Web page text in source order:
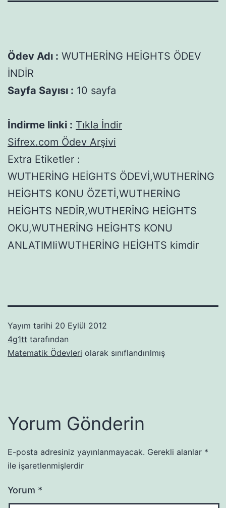
Ödev Adı : WUTHERİNG HEİGHTS ÖDEV
İNDİR
Sayfa Sayısı : 10 sayfa
İndirme linki : Tıkla İndir
Sifrex.com Ödev Arşivi
Extra Etiketler :
WUTHERİNG HEİGHTS ÖDEVİ,WUTHERİNG
HEİGHTS KONU ÖZETİ,WUTHERİNG
HEİGHTS NEDİR,WUTHERİNG HEİGHTS
OKU,WUTHERİNG HEİGHTS KONU
ANLATIMIiWUTHERİNG HEİGHTS kimdir
Yayım tarihi 20 Eylül 2012
4g1tt tarafından
Matematik Ödevleri olarak sınıflandırılmış
Yorum Gönderin
E-posta adresiniz yayınlanmayacak. Gerekli alanlar *
ile işaretlenmişlerdir
Yorum *